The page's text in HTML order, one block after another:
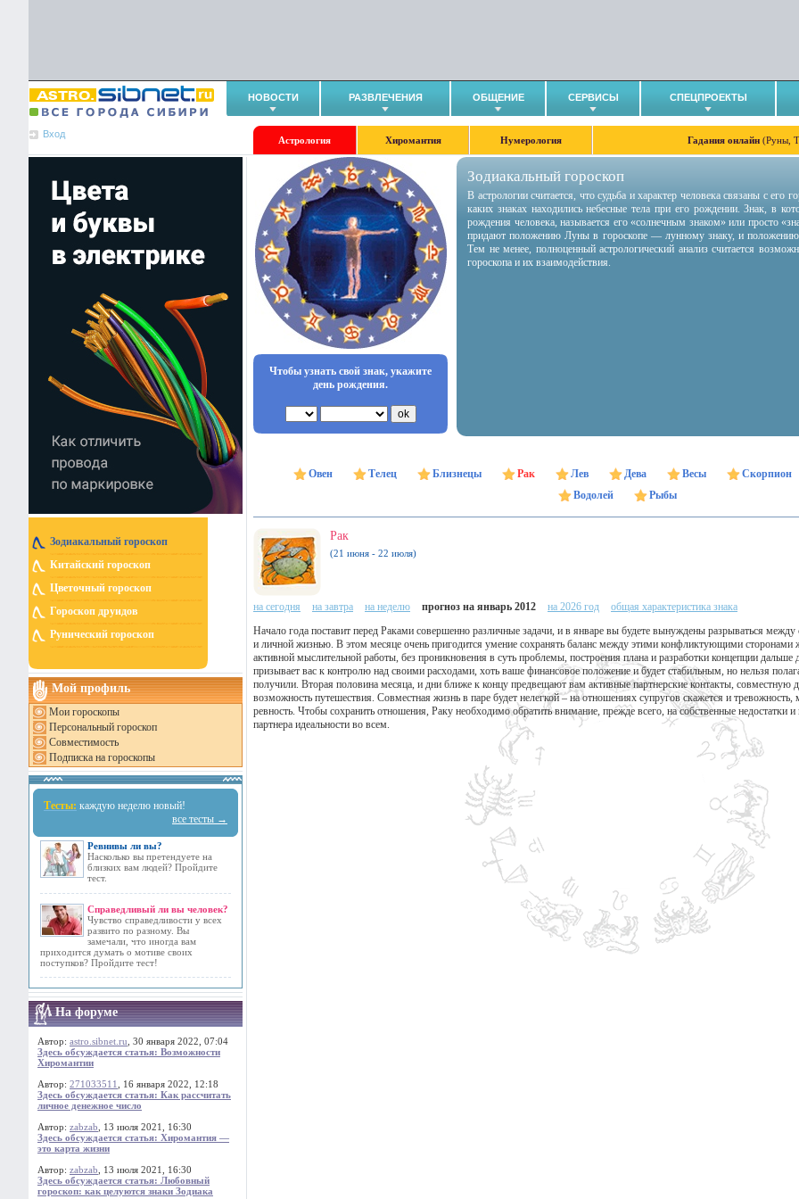
НОВОСТИ РАЗВЛЕЧЕНИЯ ОБЩЕНИЕ СЕРВИСЫ СПЕЦПРОЕКТЫ
Вход
Астрология Хиромантия Нумерология Гадания онлайн (Руны,
Зодиакальный гороскоп
Китайский гороскоп
Цветочный гороскоп
Гороскоп друидов
Рунический гороскоп
Мой профиль
Мои гороскопы
Персональный гороскоп
Совместимость
Подписка на гороскопы
Тесты: каждую неделю новый!
все тесты →
Ревнивы ли вы?
Насколько вы претендуете на
близких вам людей? Пройдите
тест.
Справедливый ли вы человек?
Чувство справедливости у всех
развито по разному. Вы
замечали, что иногда вам
приходится думать о мотиве своих
поступков? Пройдите тест!
На форуме
Автор: astro.sibnet.ru , 30 января 2022, 07:04
Здесь обсуждается статья: Возможности
Хиромантии
Автор: 271033511
, 16 января 2022, 12:18
Здесь обсуждается статья: Как рассчитать
личное денежное число
Автор: zabzab , 13 июля 2021, 16:30
Здесь обсуждается статья: Хиромантия —
это карта жизни
Автор: zabzab , 13 июля 2021, 16:30
Здесь обсуждается статья: Любовный
гороскоп: как целуются знаки Зодиака
Чтобы узнать свой знак, укажите
день рождения.
Зодиакальный гороскоп
В астрологии считается, что судьба и характер человека связаны с его
каких знаках находились небесные тела при его рождении. Знак, в
рождения человека, называется его «солнечным знаком» или просто
придают положению Луны в гороскопе — лунному знаку, и
Тем не менее, полноценный астрологический анализ считается
гороскопа и их взаимодействия.
Овен Телец Близнецы Рак Лев Дева Весы
Скорпион
Водолей
Рыбы
Рак
(21 июня - 22 июля)
на сегодня на завтра на неделю прогноз на январь 2012 на 2026 год
общая характеристика знака
Начало года поставит перед Раками совершенно различные задачи, и в январе вы будете вынуждены разрываться между
и личной жизнью. В этом месяце очень пригодится умение сохранять баланс между этими конфликтующими сторонами
активной мыслительной работы, без проникновения в суть проблемы, построения плана и разработки концепции дальше
призывает вас к контролю над своими расходами, хоть ваше финансовое положение и будет стабильным, но нельзя
получили. Вторая половина месяца, и дни ближе к концу предвещают вам активные партнерские контакты, совместную
возможность путешествия. Совместная жизнь в паре будет нелегкой – на отношениях супругов скажется и тревожность,
ревность. Чтобы сохранить отношения, Раку необходимо обратить внимание, прежде всего, на собственные недостатки
партнера идеальности во всем.